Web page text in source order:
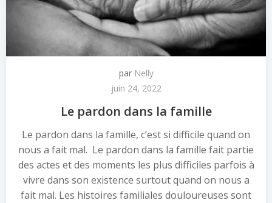
par Nelly
juin 24, 2022
Le pardon dans la famille
Le pardon dans la famille, c’est si difficile quand on
nous a fait mal. Le pardon dans la famille fait partie
des actes et des moments les plus difficiles parfois à
vivre dans son existence surtout quand on nous a
fait mal. Les histoires familiales douloureuses sont